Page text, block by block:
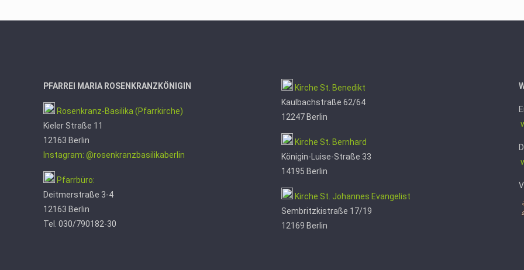
PFARREI MARIA ROSENKRANZKÖNIGIN
Rosenkranz-Basilika (Pfarrkirche)
Kieler Straße 11
12163 Berlin
Instagram: @rosenkranzbasilikaberlin
Pfarrbüro:
Deitmerstraße 3-4
12163 Berlin
Tel. 030/790182-30
Kirche St. Benedikt
Kaulbachstraße 62/64
12247 Berlin
Kirche St. Bernhard
Königin-Luise-Straße 33
14195 Berlin
Kirche St. Johannes Evangelist
Sembritzkistraße 17/19
12169 Berlin